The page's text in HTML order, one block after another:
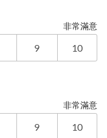
非常滿意
9 10
非常滿意
9 10